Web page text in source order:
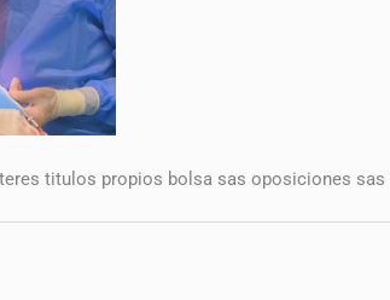
titulos propios bolsa sas oposiciones sas